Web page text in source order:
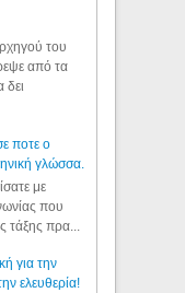
του
από τα
δει
ποτε ο
γλώσσα.
με
που
τάξης πρα...
για την
ελευθερία!